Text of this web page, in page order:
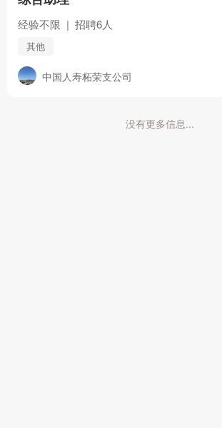
经验不限 | 招聘6人
其他
中国人寿柘荣支公司
没有更多信息...